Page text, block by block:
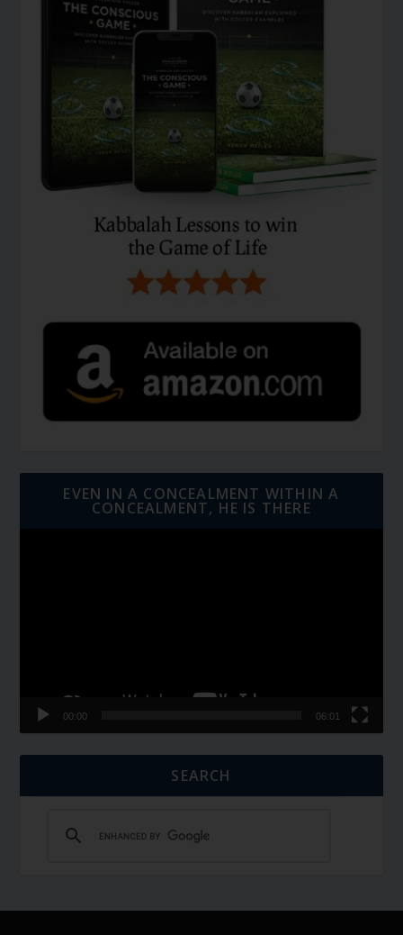
EVEN IN A CONCEALMENT WITHIN A
CONCEALMENT, HE IS THERE
00:00 06:01
SEARCH